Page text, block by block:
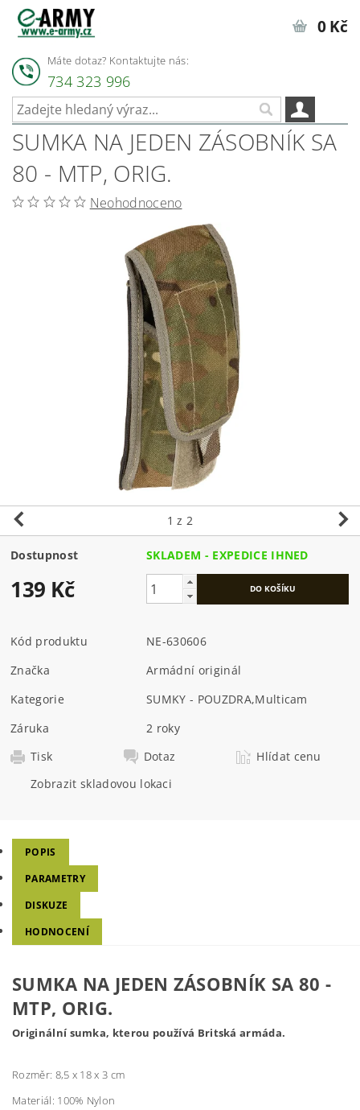
Máte dotaz? Kontaktujte nás:
734 323 996
0 Kč
SUMKA NA JEDEN ZÁSOBNÍK SA
80 - MTP, ORIG.
Neohodnoceno
1 z 2
Dostupnost SKLADEM - EXPEDICE IHNED
139 Kč
Kód produktu
NE-630606
Značka
Armádní originál
Kategorie
SUMKY - POUZDRA,Multicam
Záruka
2 roky
Tisk
Dotaz
Hlídat cenu
Zobrazit skladovou lokaci
POPIS
PARAMETRY
DISKUZE
HODNOCENÍ
SUMKA NA JEDEN ZÁSOBNÍK SA 80 -
MTP, ORIG.
Originální sumka, kterou používá Britská armáda.
Rozměr: 8,5 x 18 x 3 cm
Materiál: 100% Nylon